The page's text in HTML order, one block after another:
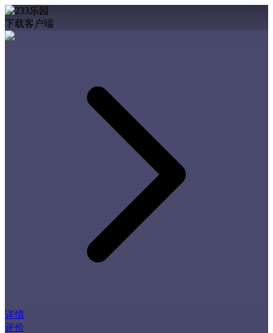
下载客户端
详情
评价